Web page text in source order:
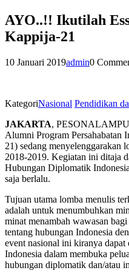
AYO..!! Ikutilah
Kappija-21
10 Januari 2019admin0
KategoriNasional Pendidikan
JAKARTA,
Alumni Program Persahabatan
21) sedang menyelenggarakan
2018-2019. Kegiatan ini ditaja
Hubungan Diplomatik
saja berlalu.
Tujuan utama lomba menulis
adalah untuk menumbuhkan
minat menambah wawasan
tentang hubungan Indonesia
event nasional ini kiranya
Indonesia dalam membuka
hubungan diplomatik dan/atau